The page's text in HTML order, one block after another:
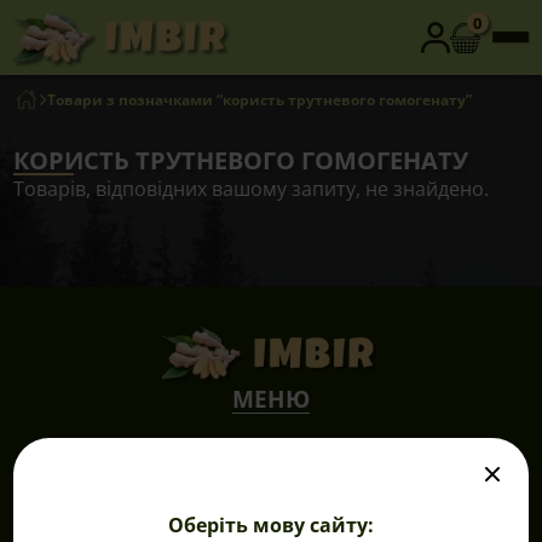
0
Товари з позначками “користь трутневого гомогенату”
КОРИСТЬ ТРУТНЕВОГО ГОМОГЕНАТУ
Товарів, відповідних вашому запиту, не знайдено.
МЕНЮ
Корисне
Оберіть мову сайту: